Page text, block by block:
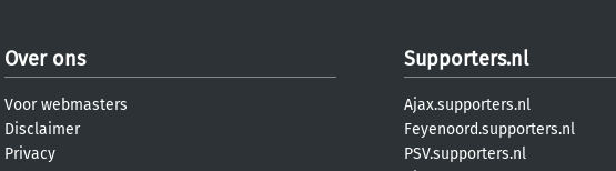
Over ons
Voor webmasters
Disclaimer
Privacy
Supporters.nl
Ajax.supporters.nl
Feyenoord.supporters.nl
PSV.supporters.nl